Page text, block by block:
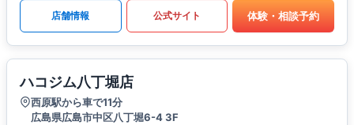
店舗情報 公式サイト 体験・相談予約
ハコジム八丁堀店
西原駅から車で11分
広島県広島市中区八丁堀6-4 3F